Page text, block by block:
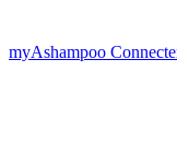
myAshampoo